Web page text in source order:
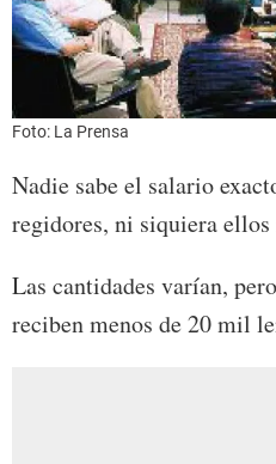
Foto: La Prensa
Nadie sabe el salario
regidores, ni siquiera
Las cantidades varían,
reciben menos de 20 mil